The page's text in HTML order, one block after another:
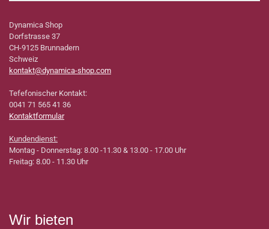
Dynamica Shop
Dorfstrasse 37
CH-9125 Brunnadern
Schweiz
kontakt@dynamica-shop.com
Tefefonischer Kontakt:
0041 71 565 41 36
Kontaktformular
Kundendienst:
Montag - Donnerstag: 8.00 -11.30 & 13.00 - 17.00 Uhr
Freitag: 8.00 - 11.30 Uhr
Wir bieten